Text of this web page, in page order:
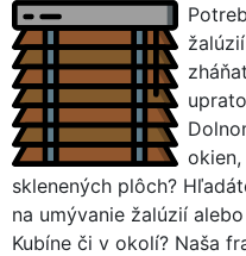
sklenených plôch?
na umývanie žalúzií
Kubíne či v okolí? Naša